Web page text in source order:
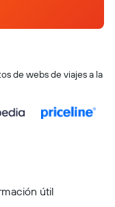
de webs de viajes a la
útil